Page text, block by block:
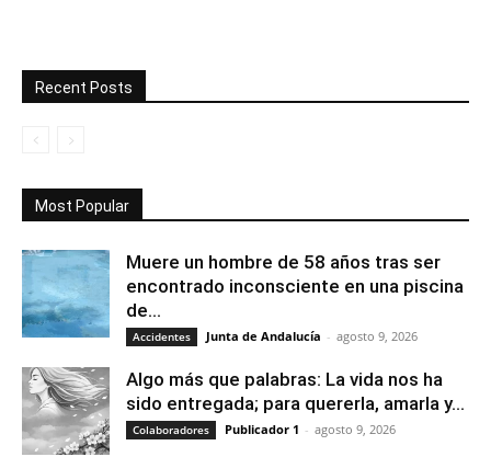
Recent Posts
Most Popular
Muere un hombre de 58 años tras ser
encontrado inconsciente en una piscina
de...
Accidentes Junta de Andalucía - agosto 9, 2026
Algo más que palabras: La vida nos ha
sido entregada; para quererla, amarla y...
Colaboradores Publicador 1 - agosto 9, 2026